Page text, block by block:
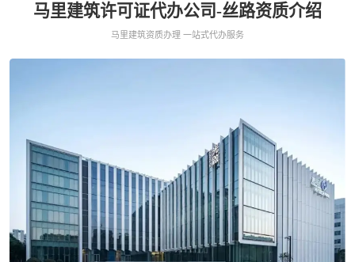
马里建筑许可证代办公司-丝路资质介绍
马里建筑资质办理 一站式代办服务